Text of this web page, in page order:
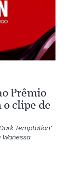
Prêmio
o clipe de
Temptation’
Wanessa